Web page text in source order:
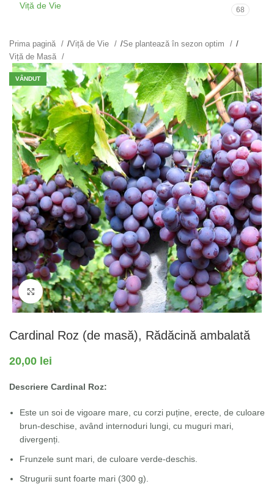
Viță de Vie 68
Prima pagină /Viță de Vie /Se plantează în sezon optim
/
Viță de Masă
VÂNDUT
Fă clic pentru a mări
Cardinal Roz (de masă), Rădăcină ambalată
20,00 lei
Descriere Cardinal Roz:
Este un soi de vigoare mare, cu corzi puține, erecte, de culoare
brun-deschise, având internoduri lungi, cu muguri mari,
divergenți.
Frunzele sunt mari, de culoare verde-deschis.
Strugurii sunt foarte mari (300 g).